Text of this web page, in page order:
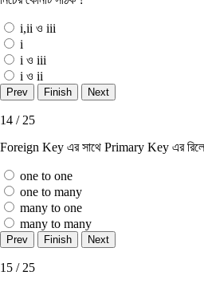
i,ii ও iii
i
i ও iii
i ও ii
14 / 25
Foreign Key এর সাথে Primary Key এর
one to one
one to many
many to one
many to many
15 / 25